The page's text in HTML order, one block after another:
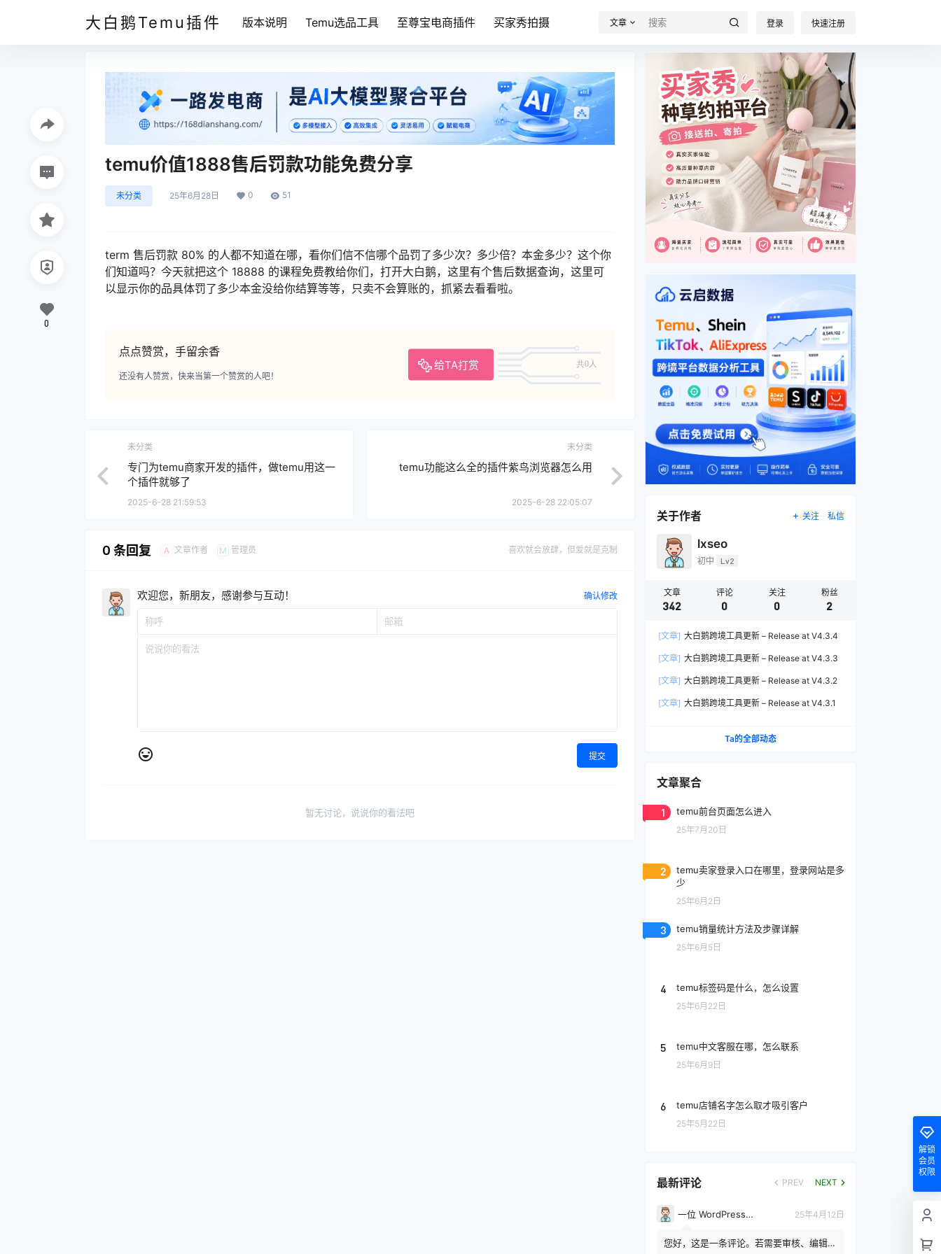
大白鹅Temu插件 版本说明 Temu选品工具 至尊宝电商插件 买家秀拍摄 文章 登录 快速注册
temu价值1888售后罚款功能免费分享
未分类 25年6月28日 0 51
term 售后罚款 80% 的人都不知道在哪，看你们信不信哪个品罚了多少次？多少倍？本金多少？这个你
们知道吗？今天就把这个 18888 的课程免费教给你们，打开大白鹅，这里有个售后数据查询，这里可
以显示你的品具体罚了多少本金没给你结算等等，只卖不会算账的，抓紧去看看啦。
点点赞赏，手留余香
给TA打赏 共0人
还没有人赞赏，快来当第一个赞赏的人吧！
0
未分类
专门为temu商家开发的插件，做temu用这一
个插件就够了
2025-6-28 21:59:53
未分类
temu功能这么全的插件紫鸟浏览器怎么用
2025-6-28 22:05:07
0 条回复 A 文章作者 M 管理员 喜欢就会放肆，但爱就是克制
欢迎您，新朋友，感谢参与互动！ 确认修改
提交
暂无讨论，说说你的看法吧
关于作者 关注 私信
lxseo
初中 Lv2
文章
342
评论
0
关注
0
粉丝
2
[文章] 大白鹅跨境工具更新 – Release at V4.3.4
[文章] 大白鹅跨境工具更新 – Release at V4.3.3
[文章] 大白鹅跨境工具更新 – Release at V4.3.2
[文章] 大白鹅跨境工具更新 – Release at V4.3.1
Ta的全部动态
文章聚合
1 temu前台页面怎么进入
25年7月20日
2
temu卖家登录入口在哪里，登录网站是多
少
25年6月2日
3 temu销量统计方法及步骤详解
25年6月5日
4 temu标签码是什么，怎么设置
25年6月22日
5 temu中文客服在哪，怎么联系
25年6月9日
6 temu店铺名字怎么取才吸引客户
25年5月22日
最新评论 PREV NEXT
一位 WordPress 评论者 25年4月12日
您好，这是一条评论。若需要审核、编辑或
解锁
会员
权限